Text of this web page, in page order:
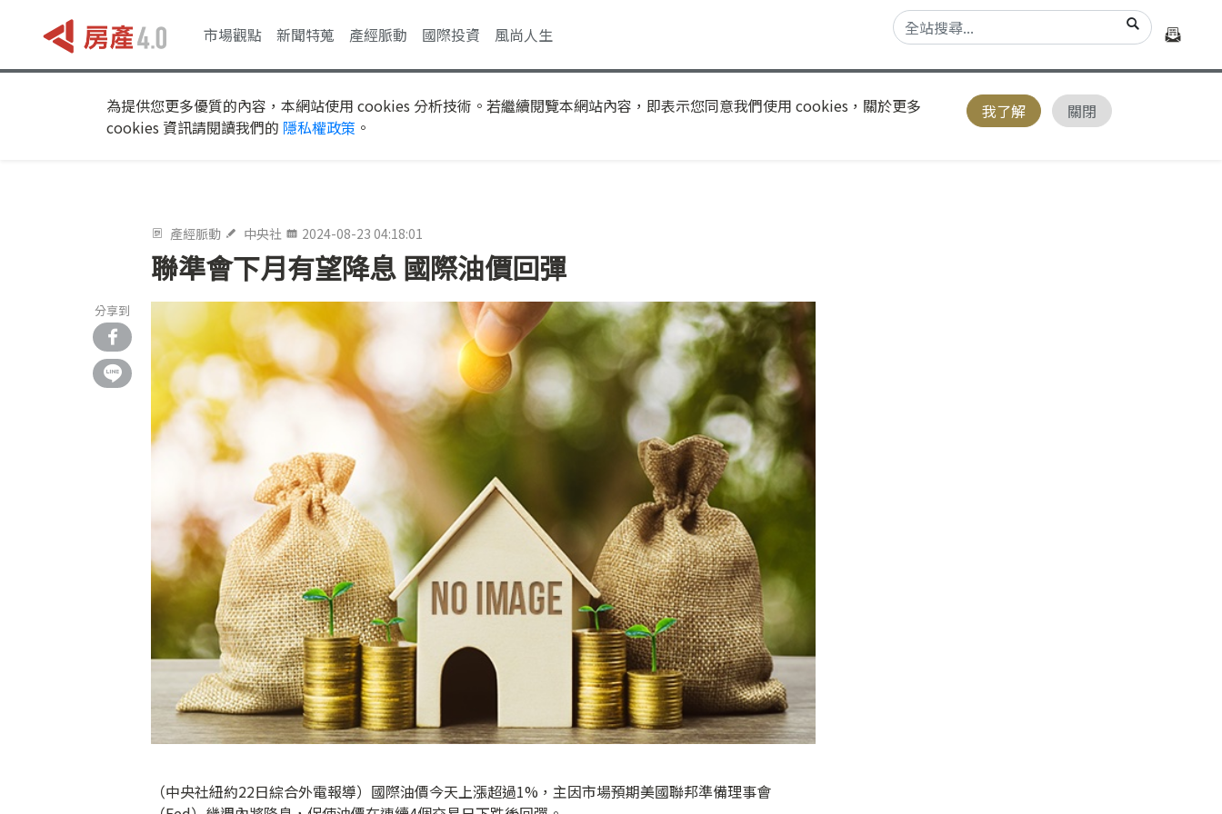
市場觀點 新聞特蒐 產經脈動 國際投資 風尚人生
為提供您更多優質的內容，本網站使用 cookies 分析技術。若繼續閱覽本網站內容，即表示您同意我們使用 cookies，關於更多
cookies 資訊請閱讀我們的 隱私權政策 。
我了解 關閉
產經脈動 中央社 2024-08-23 04:18:01
聯準會下月有望降息 國際油價回彈
分享到
（中央社紐約22日綜合外電報導）國際油價今天上漲超過1%，主因市場預期美國聯邦準備理事會